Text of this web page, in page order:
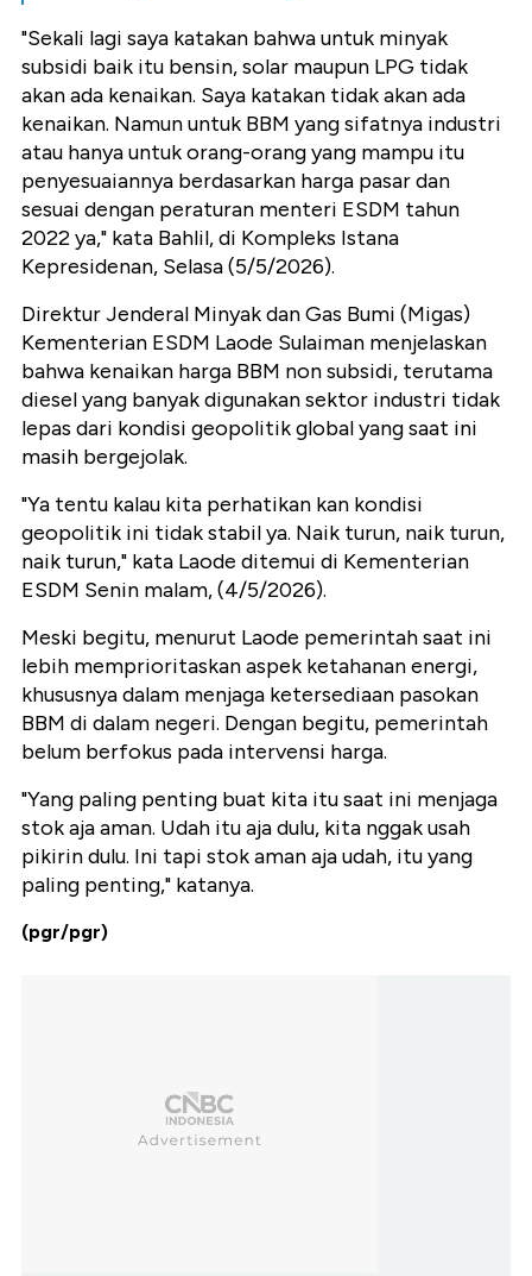
"Sekali lagi saya katakan bahwa untuk minyak
subsidi baik itu bensin, solar maupun LPG tidak
akan ada kenaikan. Saya katakan tidak akan ada
kenaikan. Namun untuk BBM yang sifatnya industri
atau hanya untuk orang-orang yang mampu itu
penyesuaiannya berdasarkan harga pasar dan
sesuai dengan peraturan menteri ESDM tahun
2022 ya," kata Bahlil, di Kompleks Istana
Kepresidenan, Selasa (5/5/2026).
Direktur Jenderal Minyak dan Gas Bumi (Migas)
Kementerian ESDM Laode Sulaiman menjelaskan
bahwa kenaikan harga BBM non subsidi, terutama
diesel yang banyak digunakan sektor industri tidak
lepas dari kondisi geopolitik global yang saat ini
masih bergejolak.
"Ya tentu kalau kita perhatikan kan kondisi
geopolitik ini tidak stabil ya. Naik turun, naik turun,
naik turun," kata Laode ditemui di Kementerian
ESDM Senin malam, (4/5/2026).
Meski begitu, menurut Laode pemerintah saat ini
lebih memprioritaskan aspek ketahanan energi,
khususnya dalam menjaga ketersediaan pasokan
BBM di dalam negeri. Dengan begitu, pemerintah
belum berfokus pada intervensi harga.
"Yang paling penting buat kita itu saat ini menjaga
stok aja aman. Udah itu aja dulu, kita nggak usah
pikirin dulu. Ini tapi stok aman aja udah, itu yang
paling penting," katanya.
(pgr/pgr)